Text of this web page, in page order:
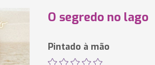
O segredo no lago
Pintado à mão